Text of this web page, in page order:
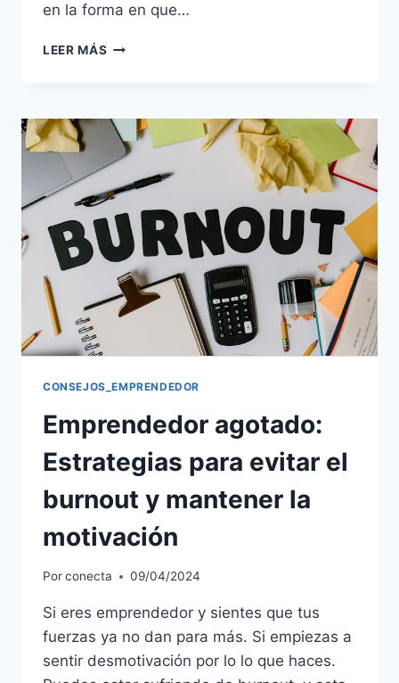
en la forma en que…
LEER MÁS
CONSEJOS_EMPRENDEDOR
Emprendedor agotado:
Estrategias para evitar el
burnout y mantener la
motivación
Porconecta 09/04/2024
Si eres emprendedor y sientes que tus
fuerzas ya no dan para más. Si empiezas a
sentir desmotivación por lo lo que haces.